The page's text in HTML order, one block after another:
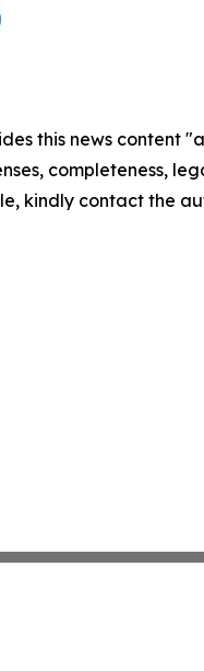
this news content
completeness,
kindly contact the